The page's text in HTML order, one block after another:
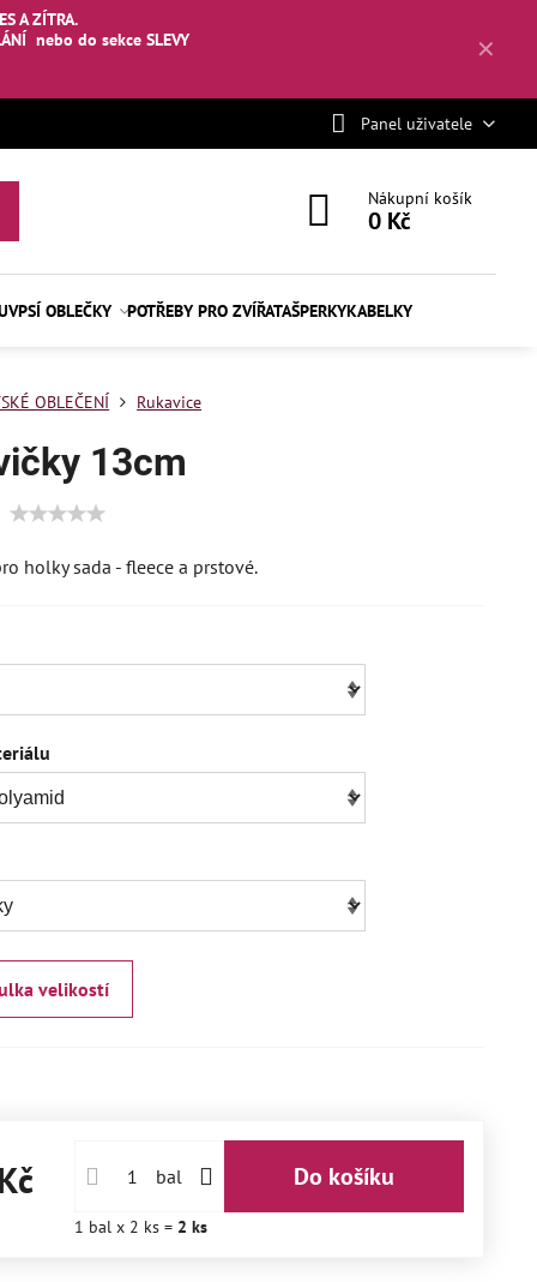
✕
A ZÍTRA.
nebodo sekce SLEVY
Panel uživatele
Nákupní košík
0 Kč
PSÍ OBLEČKY POTŘEBY PRO ZVÍŘATAŠPERKYKABELKY
OBLEČENÍ Rukavice
13cm
holky sada - fleece a prstové.
velikostí
bal Do košíku
1 bal x 2 ks = 2 ks